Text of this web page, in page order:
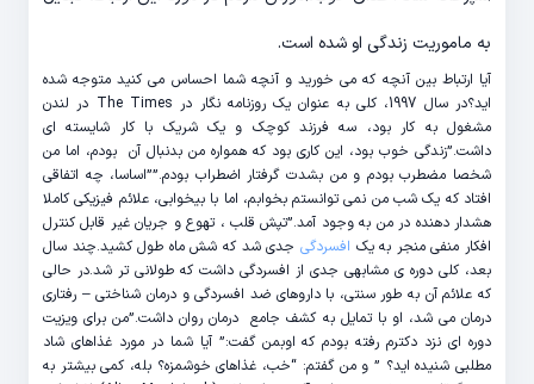
به ماموریت زندگی او شده است.
آیا ارتباط بین آنچه که می خورید و آنچه شما احساس می کنید متوجه شده
اید؟در سال 1997، کلی به عنوان یک روزنامه نگار در The Times در لندن
مشغول به کار بود، سه فرزند کوچک و یک شریک با کار شایسته ای
داشت.”زندگی خوب بود، این کاری بود که همواره من بدنبال آن بودم، اما من
شخصا مضطرب بودم و من بشدت گرفتار اضطراب بودم.””اساسا، چه اتفاقی
افتاد که یک شب من نمی توانستم بخوابم، اما با بیخوابی، علائم فیزیکی کاملا
هشدار دهنده در من به وجود آمد.”تپش قلب ، تهوع و جریان غیر قابل کنترل
افکار منفی منجر به یک افسردگی جدی شد که شش ماه طول کشید.چند سال
بعد، کلی دوره ی مشابهی جدی از افسردگی داشت که طولانی تر شد.در حالی
که علائم آن به طور سنتی، با داروهای ضد افسردگی و درمان شناختی – رفتاری
درمان می شد، او با تمایل به کشف جامع درمان روان داشت.”من برای ویزیت
دوره ای نزد دکترم رفته بودم که اوبمن گفت:” آیا شما در مورد غذاهای شاد
مطلبی شنیده اید؟ ” و من گفتم: “خب، غذاهای خوشمزه؟ بله، کمی بیشتر به